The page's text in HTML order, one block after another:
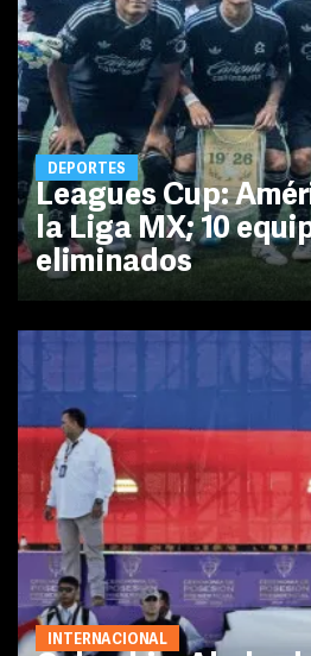
DEPORTES
Leagues Cup:
la Liga MX; 10
eliminados
INTERNACIONAL